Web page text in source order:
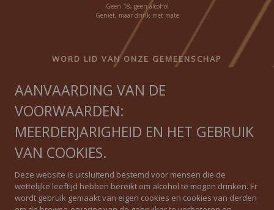
Geen 18, geen alcohol
Geniet, maar drink met mate
WORD LID VAN ONZE GEMEENSCHAP
Ontvang onze nieuwsbrief
Privacybeleid
AANVAARDING VAN DE
VOORWAARDEN:
MEERDERJARIGHEID EN HET GEBRUIK
VAN COOKIES.
Deze website is uitsluitend bestemd voor mensen die de
wettelijke leeftijd hebben bereikt om alcohol te mogen drinken. Er
wordt gebruik gemaakt van eigen cookies en cookies van derden